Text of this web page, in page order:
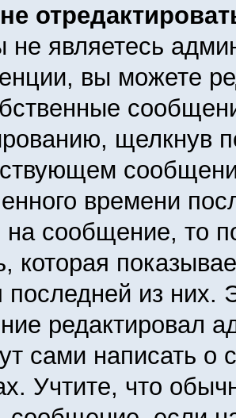
не являетесь
вы можете
щелкнув
времени
на сообщение, то
которая
последней из них.
редактировал
сами написать о
Учтите, что